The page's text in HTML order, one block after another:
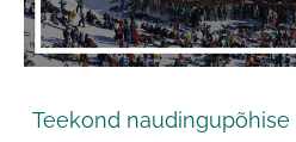
Teekond